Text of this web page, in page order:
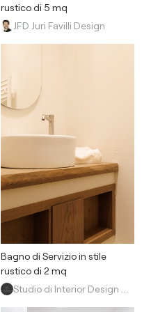
rustico di 5 mq
JFD Juri Favilli Design
Bagno di Servizio in stile
rustico di 2 mq
Studio di Interior Design di Yuliya Danilchenko